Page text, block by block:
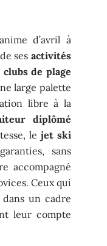
d’avril à
ses activités
clubs de plage
large palette
libre à la
diplômé
le jet ski
sans
accompagné
Ceux qui
dans un cadre
leur compte